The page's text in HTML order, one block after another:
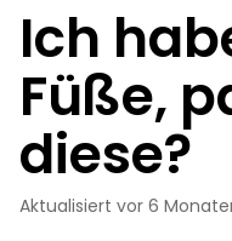
Ich
Füße,
diese?
Aktualisiert vor 6